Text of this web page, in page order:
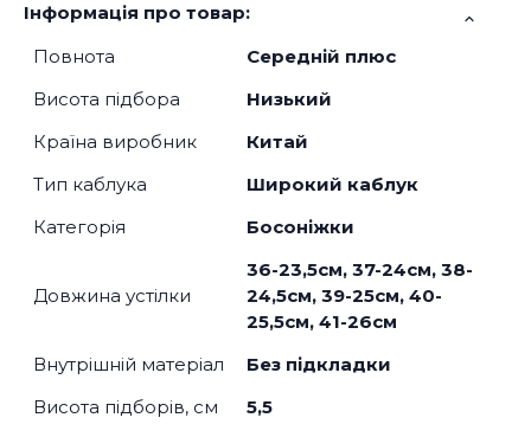
Інформація про товар:
Повнота
Середній плюс
Висота підбора
Низький
Країна виробник
Китай
Тип каблука
Широкий каблук
Категорія
Босоніжки
Довжина устілки
36-23,5см, 37-24см, 38-
24,5см, 39-25см, 40-
25,5см, 41-26см
Внутрішній матеріал
Без підкладки
Висота підборів, см
5,5